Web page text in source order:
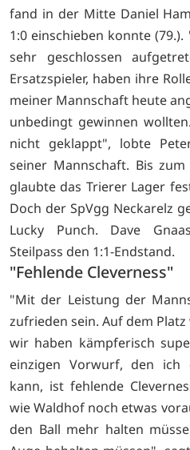
fand in der Mitte Daniel
1:0 einschieben konnte
sehr geschlossen
Ersatzspieler, haben ihre
meiner Mannschaft heute
unbedingt gewinnen
nicht geklappt", lobte
seiner Mannschaft. Bis
glaubte das Trierer Lager
Doch der SpVgg Neckarelz
Lucky Punch. Dave
Steilpass den 1:1-Endstand.
"Fehlende Cleverness"
"Mit der Leistung der
zufrieden sein. Auf dem
wir haben kämpferisch
einzigen Vorwurf, den ich
kann, ist fehlende
wie Waldhof noch etwas
den Ball mehr halten